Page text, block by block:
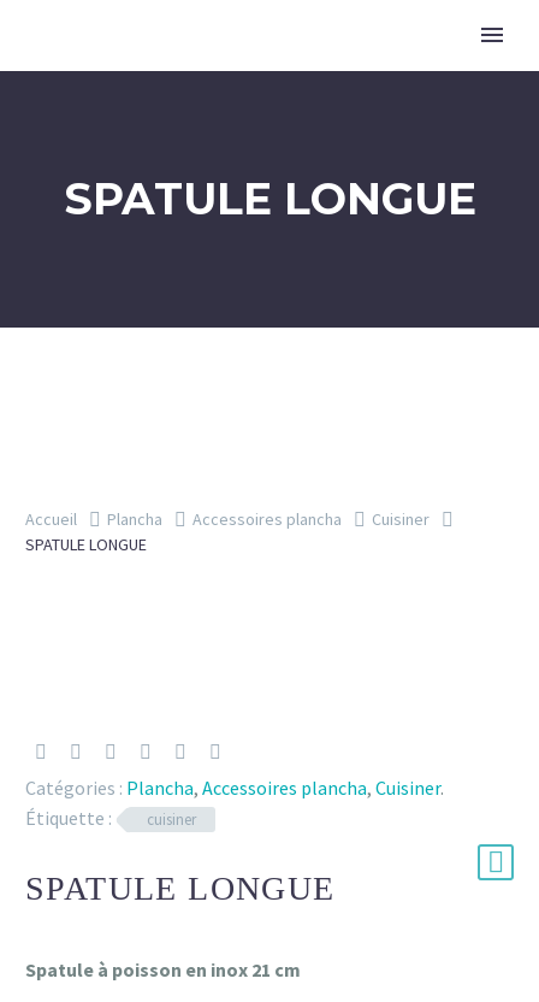
SPATULE LONGUE
Accueil Plancha Accessoires plancha
Cuisiner
SPATULE LONGUE
Catégories : Plancha, Accessoires plancha, Cuisiner.
Étiquette :
cuisiner
SPATULE LONGUE
Spatule à poisson en inox 21 cm